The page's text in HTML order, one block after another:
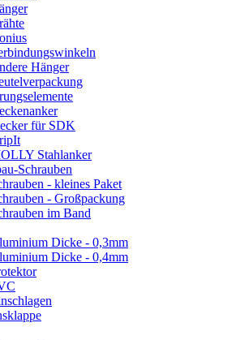
Hänger
für SDK
Stahlanker
Schrauben
- kleines Paket
- Großpackung
im Band
Dicke - 0,3mm
Dicke - 0,4mm